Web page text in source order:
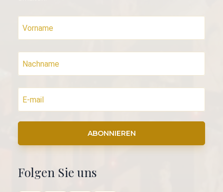
ABONNIEREN
Folgen Sie uns